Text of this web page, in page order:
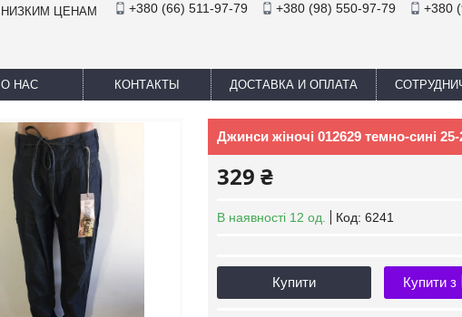
ЦЕНАМ +380 (66) 511-97-79 +380 (98) 550-97-79 +380
О НАС КОНТАКТЫ ДОСТАВКА И ОПЛАТА
Джинси жіночі 012629 темно-сині 25-
329 ₴
В наявності 12 од. Код: 6241
Купити Купити з